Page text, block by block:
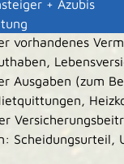
+ Azubis
vorhandenes
Ausgaben (zum
Scheidungsurteil,